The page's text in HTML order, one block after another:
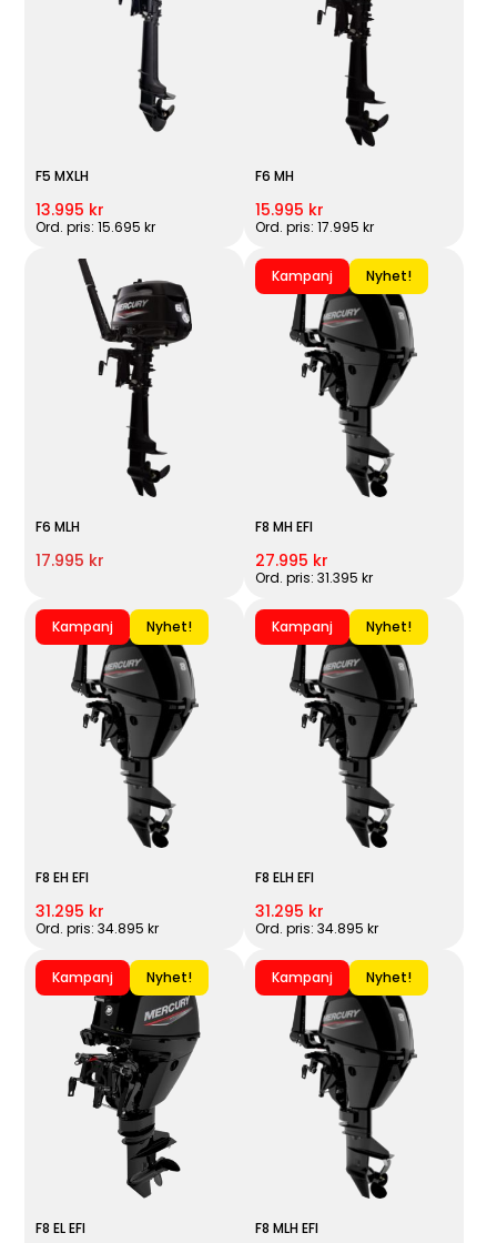
F5 MXLH
13.995 kr
Ord. pris: 15.695 kr
F6 MH
15.995 kr
Ord. pris: 17.995 kr
F6 MLH
17.995 kr
Kampanj Nyhet!
F8 MH EFI
27.995 kr
Ord. pris: 31.395 kr
Kampanj Nyhet!
F8 EH EFI
31.295 kr
Ord. pris: 34.895 kr
Kampanj Nyhet!
F8 ELH EFI
31.295 kr
Ord. pris: 34.895 kr
Kampanj Nyhet!
F8 EL EFI
Kampanj Nyhet!
F8 MLH EFI